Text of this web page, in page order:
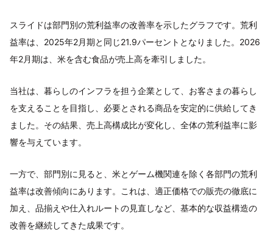
スライドは部門別の荒利益率の改善率を示したグラフです。荒利
益率は、2025年2月期と同じ21.9パーセントとなりました。2026
年2月期は、米を含む食品が売上高を牽引しました。
当社は、暮らしのインフラを担う企業として、お客さまの暮らし
を支えることを目指し、必要とされる商品を安定的に供給してき
ました。その結果、売上高構成比が変化し、全体の荒利益率に影
響を与えています。
一方で、部門別に見ると、米とゲーム機関連を除く各部門の荒利
益率は改善傾向にあります。これは、適正価格での販売の徹底に
加え、品揃えや仕入れルートの見直しなど、基本的な収益構造の
改善を継続してきた成果です。